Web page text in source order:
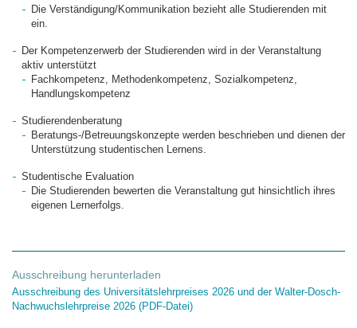
Die Verständigung/Kommunikation bezieht alle Studierenden mit
ein.
Der Kompetenzerwerb der Studierenden wird in der Veranstaltung
aktiv unterstützt
Fachkompetenz, Methodenkompetenz, Sozialkompetenz,
Handlungskompetenz
Studierendenberatung
Beratungs-/Betreuungskonzepte werden beschrieben und dienen der
Unterstützung studentischen Lernens.
Studentische Evaluation
Die Studierenden bewerten die Veranstaltung gut hinsichtlich ihres
eigenen Lernerfolgs.
Ausschreibung herunterladen
Ausschreibung des Universitätslehrpreises 2026 und der Walter-Dosch-
Nachwuchslehrpreise 2026 (PDF-Datei)